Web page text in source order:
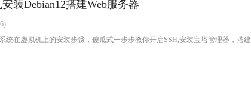
装Debian12搭建Web服务器
统在虚拟机上的安装步骤，傻瓜式一步步教你开启SSH,安装宝塔管理器，搭建